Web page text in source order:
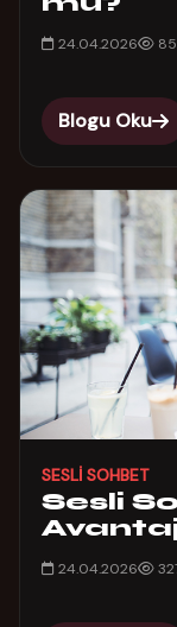
24.04.2026
Blogu Oku
SESLI SOHBET
Sesli
24.04.2026